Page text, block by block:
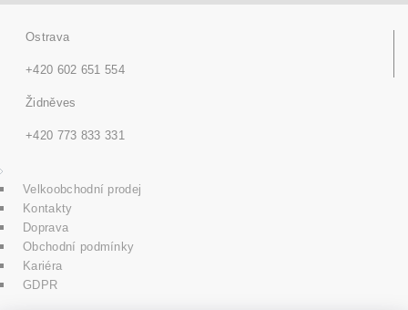
Ostrava
+420 602 651 554
Židněves
+420 773 833 331
Velkoobchodní prodej
Kontakty
Doprava
Obchodní podmínky
Kariéra
GDPR